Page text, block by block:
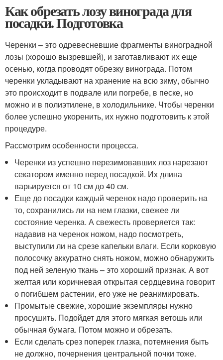
Как обрезать лозу винограда для
посадки. Подготовка
Черенки – это одревесневшие фрагменты виноградной
лозы (хорошо вызревшей), и заготавливают их еще
осенью, когда проводят обрезку винограда. Потом
черенки укладывают на хранение на всю зиму, обычно
это происходит в подвале или погребе, в песке, но
можно и в полиэтилене, в холодильнике. Чтобы черенки
более успешно укоренить, их нужно подготовить к этой
процедуре.
Рассмотрим особенности процесса.
Черенки из успешно перезимовавших лоз нарезают
секатором именно перед посадкой. Их длина
варьируется от 10 см до 40 см.
Еще до посадки каждый черенок надо проверить на
то, сохранились ли на нем глазки, свежее ли
состояние черенка. А свежесть проверяется так:
надавив на черенок ножом, надо посмотреть,
выступили ли на срезе капельки влаги. Если корковую
полосочку аккуратно снять ножом, можно обнаружить
под ней зеленую ткань – это хороший признак. А вот
желтая или коричневая открытая сердцевина говорит
о погибшем растении, его уже не реанимировать.
Промытые свежие, хорошие экземпляры нужно
просушить. Подойдет для этого мягкая ветошь или
обычная бумага. Потом можно и обрезать.
Если сделать срез поперек глазка, потемнения быть
не должно, почернения центральной почки тоже.